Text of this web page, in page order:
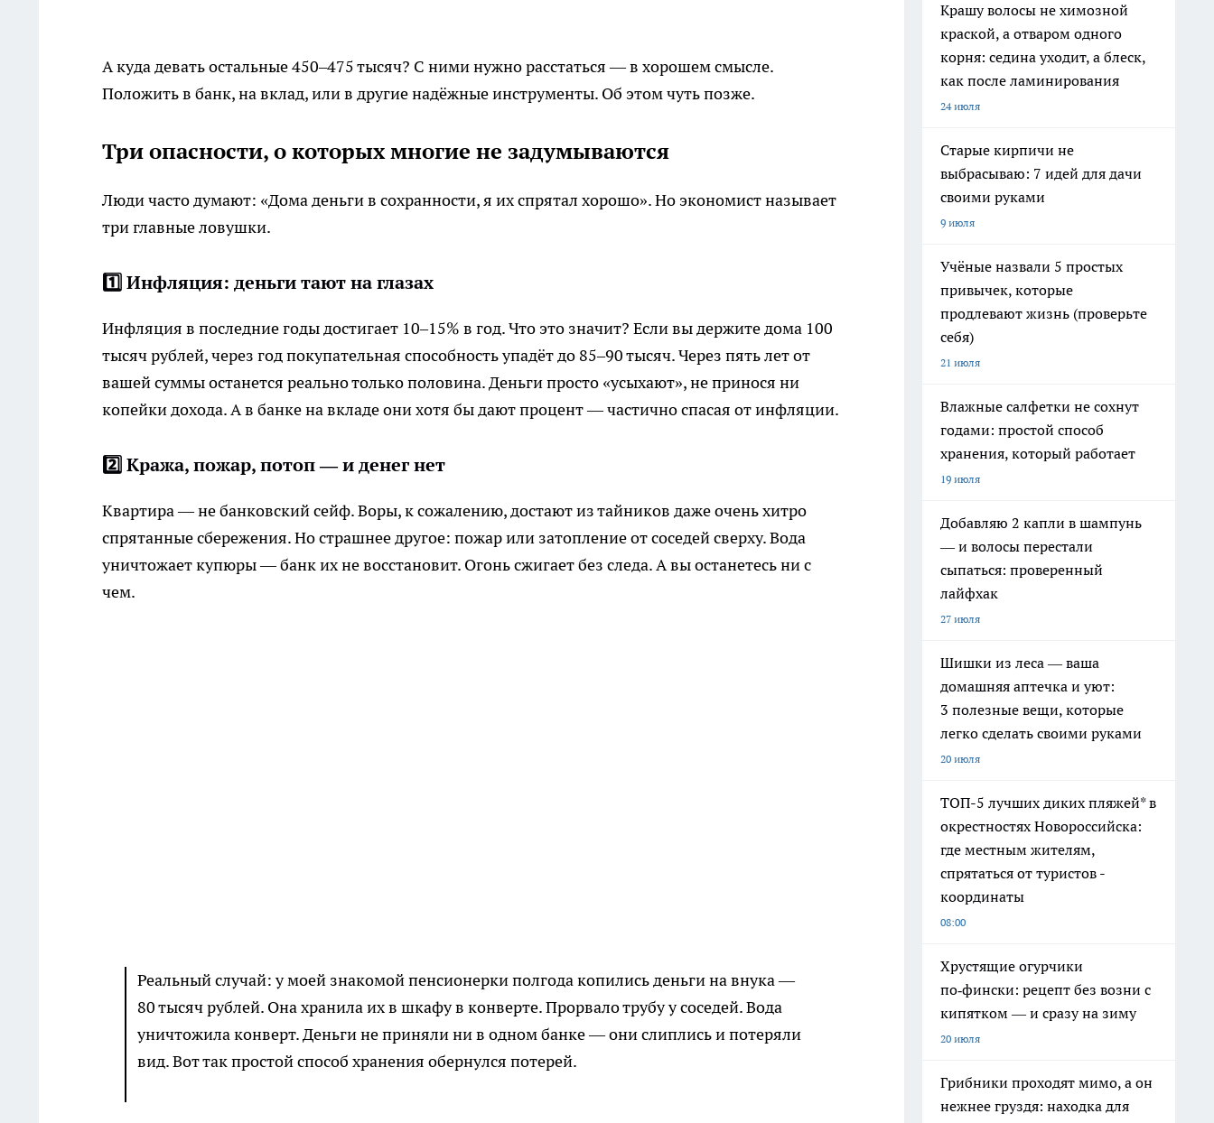
А куда девать остальные 450–475 тысяч? С ними нужно расстаться — в хорошем смысле.
Положить в банк, на вклад, или в другие надёжные инструменты. Об этом чуть позже.
Три опасности, о которых многие не задумываются
Люди часто думают: «Дома деньги в сохранности, я их спрятал хорошо». Но экономист называет
три главные ловушки.
1️⃣ Инфляция: деньги тают на глазах
Инфляция в последние годы достигает 10–15% в год. Что это значит? Если вы держите дома 100
тысяч рублей, через год покупательная способность упадёт до 85–90 тысяч. Через пять лет от
вашей суммы останется реально только половина. Деньги просто «усыхают», не принося ни
копейки дохода. А в банке на вкладе они хотя бы дают процент — частично спасая от инфляции.
2️⃣ Кража, пожар, потоп — и денег нет
Квартира — не банковский сейф. Воры, к сожалению, достают из тайников даже очень хитро
спрятанные сбережения. Но страшнее другое: пожар или затопление от соседей сверху. Вода
уничтожает купюры — банк их не восстановит. Огонь сжигает без следа. А вы останетесь ни с
чем.
Реальный случай: у моей знакомой пенсионерки полгода копились деньги на внука —
80 тысяч рублей. Она хранила их в шкафу в конверте. Прорвало трубу у соседей. Вода
уничтожила конверт. Деньги не приняли ни в одном банке — они слиплись и потеряли
вид. Вот так простой способ хранения обернулся потерей.
Крашу волосы не химозной
краской, а отваром одного
корня: седина уходит, а блеск,
как после ламинирования
24 июля
Старые кирпичи не
выбрасываю: 7 идей для дачи
своими руками
9 июля
Учёные назвали 5 простых
привычек, которые
продлевают жизнь (проверьте
себя)
21 июля
Влажные салфетки не сохнут
годами: простой способ
хранения, который работает
19 июля
Добавляю 2 капли в шампунь
— и волосы перестали
сыпаться: проверенный
лайфхак
27 июля
Шишки из леса — ваша
домашняя аптечка и уют:
3 полезные вещи, которые
легко сделать своими руками
20 июля
ТОП-5 лучших диких пляжей* в
окрестностях Новороссийска:
где местным жителям,
спрятаться от туристов -
координаты
08:00
Хрустящие огурчики
по‑фински: рецепт без возни с
кипятком — и сразу на зиму
20 июля
Грибники проходят мимо, а он
нежнее груздя: находка для